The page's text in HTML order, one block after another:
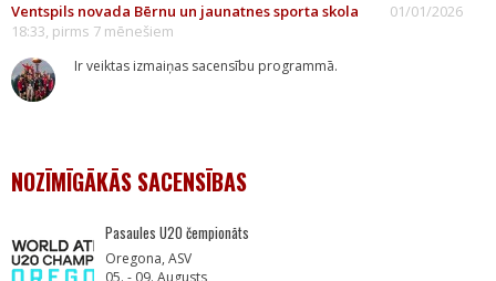
Ventspils novada Bērnu un jaunatnes sporta skola
01/01/2026
18:33, pirms 7 mēnešiem
Ir veiktas izmaiņas sacensību programmā.
NOZĪMĪGĀKĀS SACENSĪBAS
Pasaules U20 čempionāts
Oregona, ASV
05. - 09. Augusts